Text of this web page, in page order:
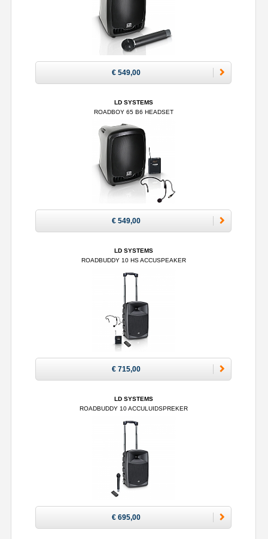
€ 549,00
LD SYSTEMS
ROADBOY 65 B6 HEADSET
€ 549,00
LD SYSTEMS
ROADBUDDY 10 HS ACCUSPEAKER
€ 715,00
LD SYSTEMS
ROADBUDDY 10 ACCULUIDSPREKER
€ 695,00